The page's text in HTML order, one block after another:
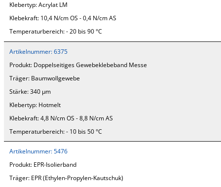
Klebertyp:Acrylat LM
Klebekraft: 10,4 N/cm OS - 0,4 N/cm AS
Temperaturbereich:- 20 bis 90 °C
Artikelnummer:6375
Produkt: Doppelseitiges Gewebeklebeband Messe
Träger: Baumwollgewebe
Stärke:340 µm
Klebertyp: Hotmelt
Klebekraft:4,8 N/cm OS - 8,8 N/cm AS
Temperaturbereich:- 10 bis 50 °C
Artikelnummer:5476
Produkt: EPR-Isolierband
Träger: EPR (Ethylen-Propylen-Kautschuk)